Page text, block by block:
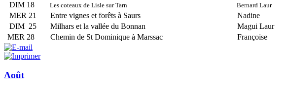
DIM 18
Les coteaux de Lisle sur Tarn Bernard Laur
MER 21
Entre vignes et forêts à Saurs Nadine
DIM 25
Milhars et la vallée du Bonnan Magui Laur
MER 28
Chemin de St Dominique à Marssac Françoise
Août